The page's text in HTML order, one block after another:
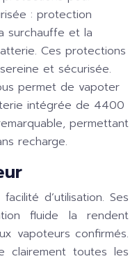
: protection
surchauffe et la
Ces protections
et sécurisée.
permet de vapoter
intégrée de 4400
permettant
recharge.
d’utilisation. Ses
fluide la rendent
vapoteurs confirmés.
clairement toutes les